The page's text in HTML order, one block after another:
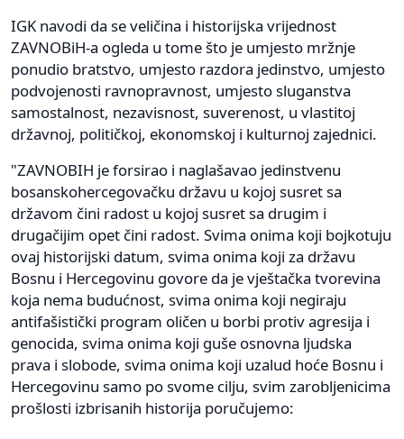
IGK navodi da se veličina i historijska vrijednost
ZAVNOBiH-a ogleda u tome što je umjesto mržnje
ponudio bratstvo, umjesto razdora jedinstvo, umjesto
podvojenosti ravnopravnost, umjesto sluganstva
samostalnost, nezavisnost, suverenost, u vlastitoj
državnoj, političkoj, ekonomskoj i kulturnoj zajednici.
"ZAVNOBIH je forsirao i naglašavao jedinstvenu
bosanskohercegovačku državu u kojoj susret sa
državom čini radost u kojoj susret sa drugim i
drugačijim opet čini radost. Svima onima koji bojkotuju
ovaj historijski datum, svima onima koji za državu
Bosnu i Hercegovinu govore da je vještačka tvorevina
koja nema budućnost, svima onima koji negiraju
antifašistički program oličen u borbi protiv agresija i
genocida, svima onima koji guše osnovna ljudska
prava i slobode, svima onima koji uzalud hoće Bosnu i
Hercegovinu samo po svome cilju, svim zarobljenicima
prošlosti izbrisanih historija poručujemo: